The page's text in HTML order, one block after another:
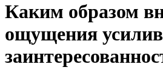
Каким образом
ощущения